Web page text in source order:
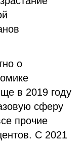
о
в 2019 году
сферу
прочие
С 2021